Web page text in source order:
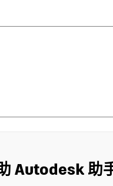
Autodesk 助手